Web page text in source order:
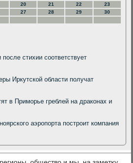
20 21 22
23
27 28 29
30
стихии соответствует
Иркутской области получат
в Приморье греблей на драконах и
аэропорта построит компания